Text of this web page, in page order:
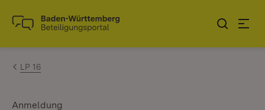
Zum Inhalt springen
Link zur Startseite
LP 16
Anmeldung